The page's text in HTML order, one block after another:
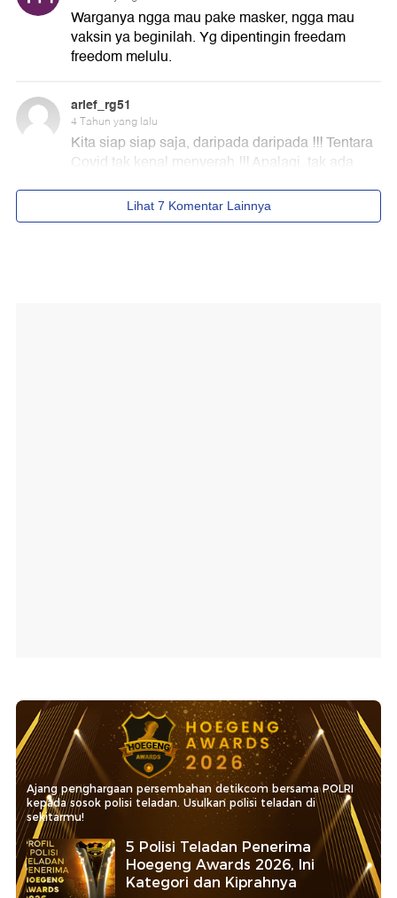
Ajang penghargaan persembahan detikcom bersama POLRI
kepada sosok polisi teladan. Usulkan polisi teladan di
sekitarmu!
5 Polisi Teladan Penerima
Hoegeng Awards 2026, Ini
Kategori dan Kiprahnya